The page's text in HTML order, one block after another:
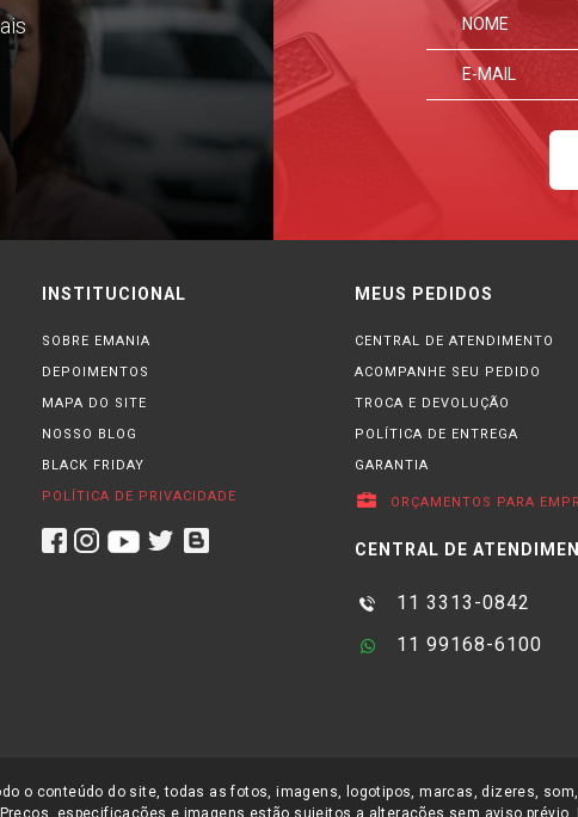
INSTITUCIONAL
SOBRE EMANIA
DEPOIMENTOS
MAPA DO SITE
NOSSO BLOG
BLACK FRIDAY
POLÍTICA DE PRIVACIDADE
MEUS PEDIDOS
CENTRAL DE ATENDIMENTO
ACOMPANHE SEU PEDIDO
TROCA E DEVOLUÇÃO
POLÍTICA DE ENTREGA
GARANTIA
ORÇAMENTOS PARA
CENTRAL DE
11 3313-0842
11 99168-6100
o conteúdo do site, todas as fotos, imagens, logotipos, marcas, dizeres,
especificações e imagens estão sujeitos a alterações sem aviso